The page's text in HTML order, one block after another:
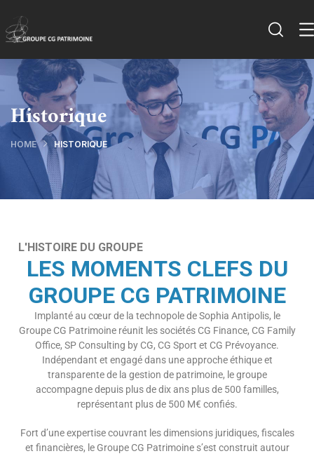
Historique
HOME HISTORIQUE
L'HISTOIRE DU GROUPE
LES MOMENTS CLEFS DU
GROUPE CG PATRIMOINE
Implanté au cœur de la technopole de Sophia Antipolis, le
Groupe CG Patrimoine réunit les sociétés CG Finance, CG Family
Office, SP Consulting by CG, CG Sport et CG Prévoyance.
Indépendant et engagé dans une approche éthique et
transparente de la gestion de patrimoine, le groupe
accompagne depuis plus de dix ans plus de 500 familles,
représentant plus de 500 M€ confiés.
Fort d’une expertise couvrant les dimensions juridiques, fiscales
et financières, le Groupe CG Patrimoine s’est construit autour